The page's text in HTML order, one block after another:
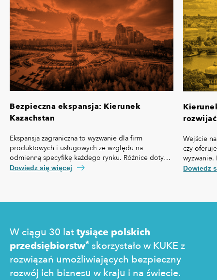
Bezpieczna ekspansja: Kierunek
Kazachstan
Ekspansja zagraniczna to wyzwanie dla firm
produktowych i usługowych ze względu na
odmienną specyfikę każdego rynku. Różnice dotyczą
nie tylko przepisów prawa czy technologii, ale też,
Dowiedz się więcej
Wejście
czy
własną
Dowiedz
W ciągu 30 lattysiące polskich
przedsiębiorstw* skorzystało w KUKE z
rozwiązań umożliwiających bezpieczny
rozwój ich biznesu w kraju i na świecie.